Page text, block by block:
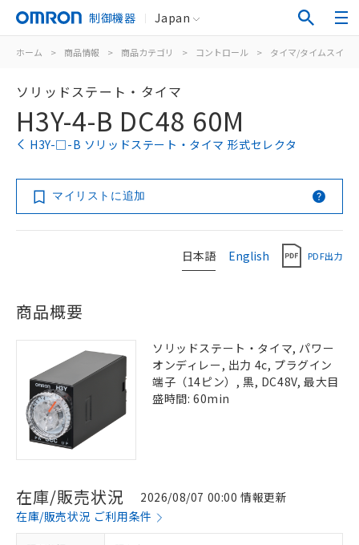
制御機器 Japan
ホーム > 商品情報 > 商品カテゴリ > コントロール > タイマ/タイムスイッ
ソリッドステート・タイマ
H3Y-4-B DC48 60M
H3Y-□-B ソリッドステート・タイマ 形式セレクタ
マイリストに追加
日本語 English PDF出力
商品概要
ソリッドステート・タイマ, パワー
オンディレー, 出力 4c, プラグイン
端子（14ピン）, 黒, DC48V, 最大目
盛時間: 60min
在庫/販売状況
2026/08/07 00:00 情報更新
在庫/販売状況 ご利用条件